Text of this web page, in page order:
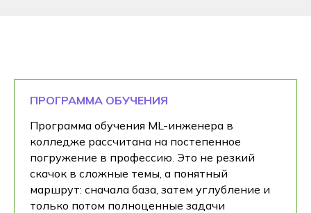
ПРОГРАММА ОБУЧЕНИЯ
Программа обучения ML-инженера в
колледже рассчитана на постепенное
погружение в профессию. Это не резкий
скачок в сложные темы, а понятный
маршрут: сначала база, затем углубление и
только потом полноценные задачи